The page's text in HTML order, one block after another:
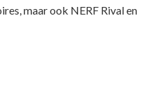
, maar ook NERF Rival en